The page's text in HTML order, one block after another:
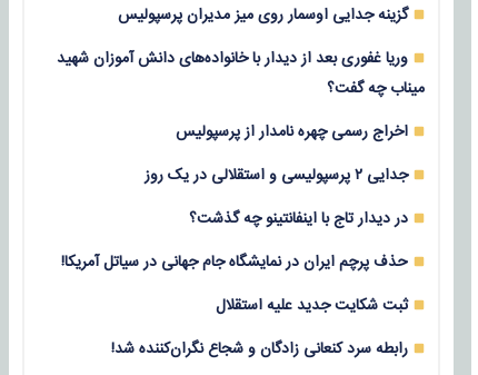
گزینه جدایی اوسمار روی میز مدیران پرسپولیس
وریا غفوری بعد از دیدار با خانواده‌های دانش آموزان شهید
میناب چه گفت؟
اخراج رسمی چهره نامدار از پرسپولیس
جدایی ۲ پرسپولیسی و استقلالی در یک روز
در دیدار تاج با اینفانتینو چه گذشت؟
حذف پرچم ایران در نمایشگاه جام جهانی در سیاتل آمریکا!
ثبت شکایت جدید علیه استقلال
رابطه سرد کنعانی زادگان و شجاع نگران‌کننده شد!